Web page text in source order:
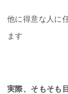
他に得意な人に
ます
実際、そもそも